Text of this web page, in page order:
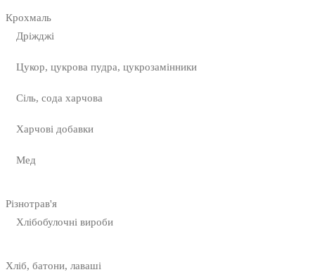
Крохмаль
Дріжджі
Цукор, цукрова пудра, цукрозамінники
Сіль, сода харчова
Харчові добавки
Мед
Різнотрав'я
Хлібобулочні вироби
Хліб, батони, лаваші